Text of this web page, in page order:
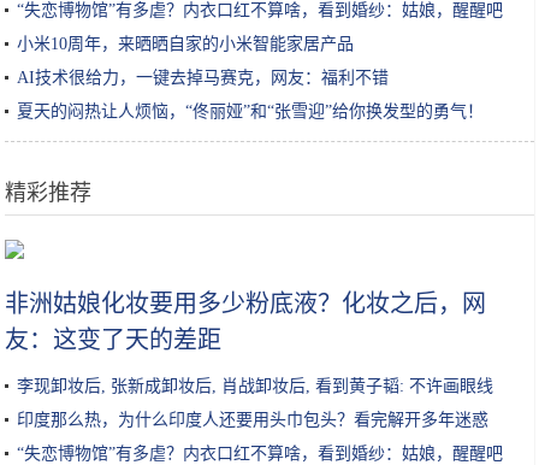
“失恋博物馆”有多虐？内衣口红不算啥，看到婚纱：姑娘，醒醒吧
小米10周年，来晒晒自家的小米智能家居产品
AI技术很给力，一键去掉马赛克，网友：福利不错
夏天的闷热让人烦恼，“佟丽娅”和“张雪迎”给你换发型的勇气！
精彩推荐
非洲姑娘化妆要用多少粉底液？化妆之后，网
友：这变了天的差距
李现卸妆后, 张新成卸妆后, 肖战卸妆后, 看到黄子韬: 不许画眼线
印度那么热，为什么印度人还要用头巾包头？看完解开多年迷惑
“失恋博物馆”有多虐？内衣口红不算啥，看到婚纱：姑娘，醒醒吧